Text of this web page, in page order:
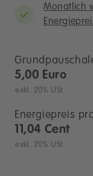
Monatlich
5,00 Euro
exkl. 20% USt.
Energiepreis
11,04 Cent
exkl. 20% USt.